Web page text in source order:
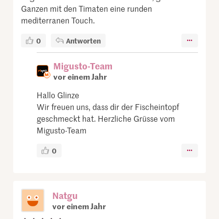
Ganzen mit den Timaten eine runden
mediterranen Touch.
0 Antworten
Migusto-Team
vor einem Jahr
Hallo Glinze
Wir freuen uns, dass dir der Fischeintopf
geschmeckt hat. Herzliche Grüsse vom
Migusto-Team
0
Natgu
vor einem Jahr